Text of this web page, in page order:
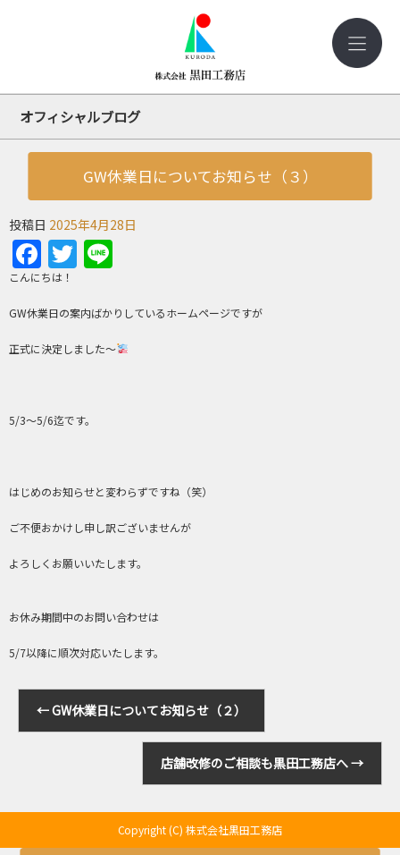
オフィシャルブログ
GW休業日についてお知らせ（３）
投稿日 2025年4月28日
Facebook
Twitter
こんにちは！
GW休業日の案内ばかりしているホームページですが
正式に決定しました～
5/3～5/6迄です。
はじめのお知らせと変わらずですね（笑）
ご不便おかけし申し訳ございませんが
よろしくお願いいたします。
お休み期間中のお問い合わせは
5/7以降に順次対応いたします。
←GW休業日についてお知らせ（２）
店舗改修のご相談も黒田工務店へ→
Copyright (C) 株式会社黒田工務店